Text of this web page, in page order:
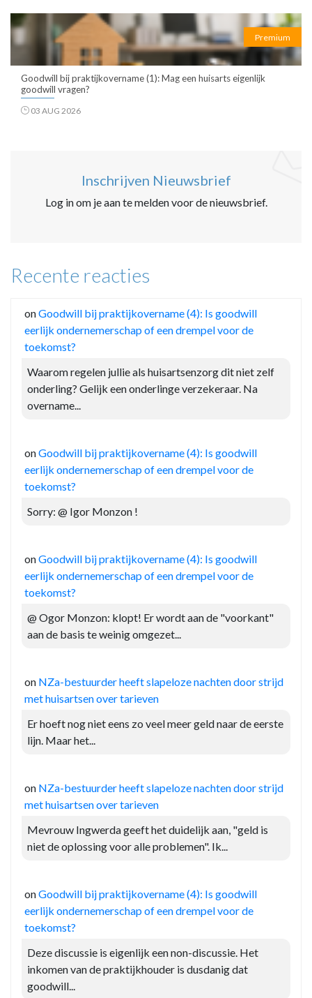
Premium
Goodwill bij praktijkovername (1): Mag een huisarts eigenlijk
goodwill vragen?
03 AUG 2026
Inschrijven Nieuwsbrief
Log in om je aan te melden voor de nieuwsbrief.
Recente reacties
onGoodwill bij praktijkovername (4): Is goodwill
eerlijk ondernemerschap of een drempel voor de
toekomst?
Waarom regelen jullie als huisartsenzorg dit niet zelf
onderling? Gelijk een onderlinge verzekeraar. Na
overname...
onGoodwill bij praktijkovername (4): Is goodwill
eerlijk ondernemerschap of een drempel voor de
toekomst?
Sorry: @ Igor Monzon !
onGoodwill bij praktijkovername (4): Is goodwill
eerlijk ondernemerschap of een drempel voor de
toekomst?
@ Ogor Monzon: klopt! Er wordt aan de "voorkant"
aan de basis te weinig omgezet...
on NZa-bestuurder heeft slapeloze nachten door strijd
met huisartsen over tarieven
Er hoeft nog niet eens zo veel meer geld naar de eerste
lijn. Maar het...
on NZa-bestuurder heeft slapeloze nachten door strijd
met huisartsen over tarieven
Mevrouw Ingwerda geeft het duidelijk aan, "geld is
niet de oplossing voor alle problemen". Ik...
onGoodwill bij praktijkovername (4): Is goodwill
eerlijk ondernemerschap of een drempel voor de
toekomst?
Deze discussie is eigenlijk een non-discussie. Het
inkomen van de praktijkhouder is dusdanig dat
goodwill...